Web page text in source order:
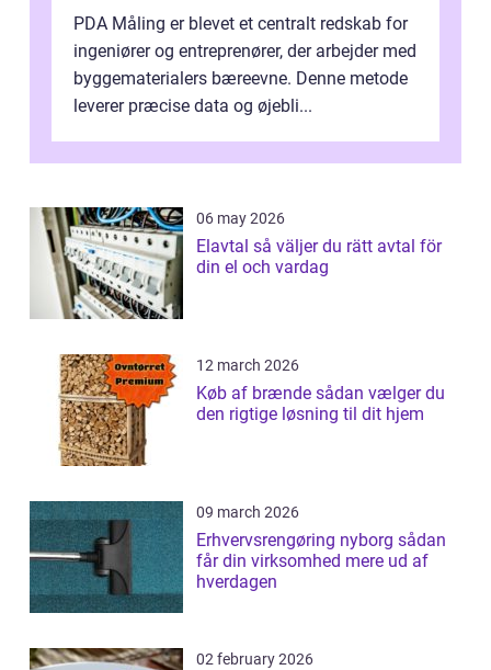
PDA Måling er blevet et centralt redskab for
ingeniører og entreprenører, der arbejder med
byggematerialers bæreevne. Denne metode
leverer præcise data og øjebli...
06 may 2026
Elavtal så väljer du rätt avtal för
din el och vardag
12 march 2026
Køb af brænde sådan vælger du
den rigtige løsning til dit hjem
09 march 2026
Erhvervsrengøring nyborg sådan
får din virksomhed mere ud af
hverdagen
02 february 2026